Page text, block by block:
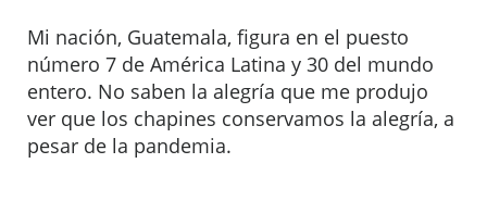
Mi nación, Guatemala, figura en el puesto
número 7 de América Latina y 30 del mundo
entero. No saben la alegría que me produjo
ver que los chapines conservamos la alegría, a
pesar de la pandemia.